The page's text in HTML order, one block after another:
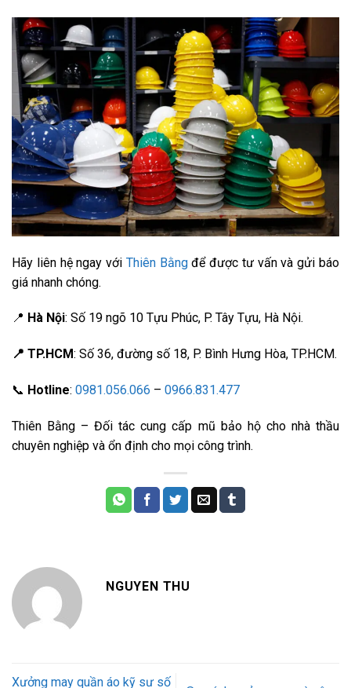
Hãy liên hệ ngay với Thiên Bằngđể được tư vấn và gửi báo
giá nhanh chóng.
📍 Hà Nội: Số 19 ngõ 10 Tựu Phúc, P. Tây Tựu, Hà Nội.
📍 TP.HCM: Số 36, đường số 18, P. Bình Hưng Hòa, TP.HCM.
📞 Hotline: 0981.056.066 – 0966.831.477
Thiên Bằng – Đối tác cung cấp mũ bảo hộ cho nhà thầu
chuyên nghiệp và ổn định cho mọi công trình.
NGUYEN THU
Xưởng may quần áo kỹ sư số